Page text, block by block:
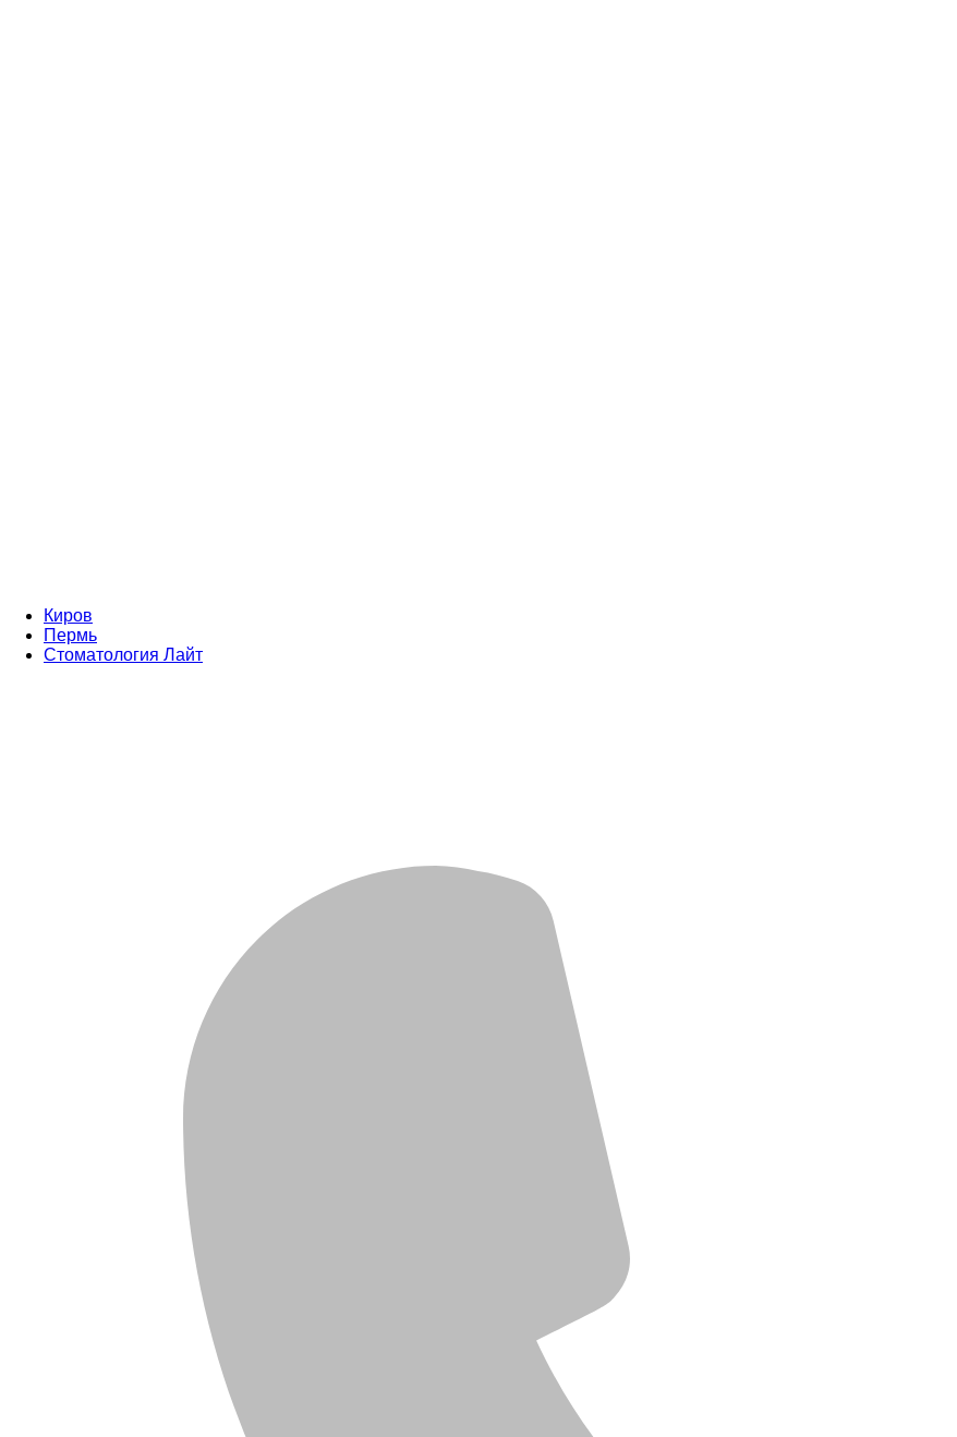
Киров
Пермь
Стоматология Лайт